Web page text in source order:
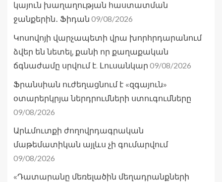
կայուն խաղաղության հաստատման
ջանքերին․ Ֆիդան 09/08/2026
Կոսովոյի վարչապետի վրա խորհրդարանում
ձվեր են նետել, քանի որ քաղաքական
ճգնաժամը սրվում է. Լուսանկար 09/08/2026
Ֆրանսիան ուժեղացնում է «զգայուն»
օտարերկրյա ներդրումների ստուգումները
09/08/2026
Արևմուտքի ժողովրդագրական
մաթեմատիկան այլևս չի գումարվում
09/08/2026
«Դատարանը մեռելածին մեղադրանքների